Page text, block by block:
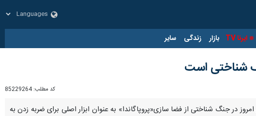
ایرنا TV بازار زندگی سایر
شناختی است
کد مطلب: 85229264
جنگ شناختی از فضا سازی«پروپاگاندا» به عنوان ابزار اصلی برای ضربه زدن به